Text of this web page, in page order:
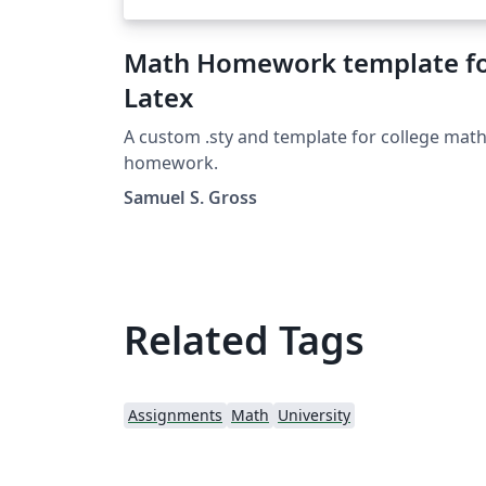
Math Homework template
Latex
A custom .sty and template for college math
homework.
Samuel S. Gross
Related Tags
Assignments Math University